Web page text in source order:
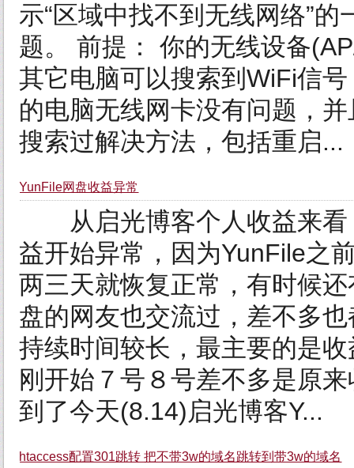
示“区域中找不到无线网络”
题。 前提： 你的无线设备
其它电脑可以搜索到WiFi信
的电脑无线网卡没有问题，
搜索过解决方法，包括重启...
YunFile网盘收益异常
从启光博客个人收益来看
益开始异常，因为YunFile之
两三天就恢复正常，有时候
盘的网友也交流过，差不多
持续时间较长，最主要的是
刚开始７号８号差不多是原
到了今天(8.14)启光博客Y...
htaccess配置301跳转 把不带3w的域名跳转到带3w的域名